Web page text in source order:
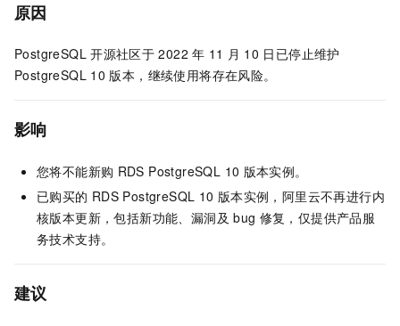
原因
PostgreSQL 开源社区于 2022 年 11 月 10 日已停止维护
PostgreSQL 10 版本，继续使用将存在风险。
影响
您将不能新购 RDS PostgreSQL 10 版本实例。
已购买的 RDS PostgreSQL 10 版本实例，阿里云不再进行内
核版本更新，包括新功能、漏洞及 bug 修复，仅提供产品服
务技术支持。
建议